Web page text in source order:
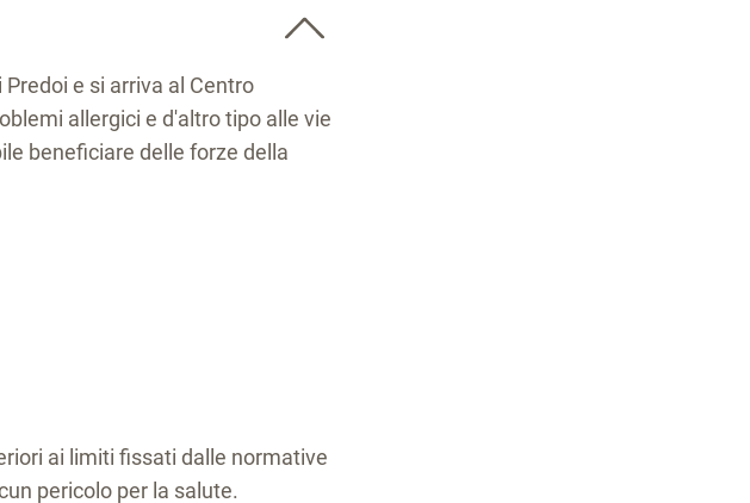
e si arriva al Centro
allergici e d'altro tipo alle vie
beneficiare delle forze della
ai limiti fissati dalle normative
pericolo per la salute.